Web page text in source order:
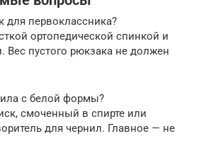
для первоклассника?
ортопедической спинкой и
пустого рюкзака не должен
с белой формы?
смоченный в спирте или
для чернил. Главное — не